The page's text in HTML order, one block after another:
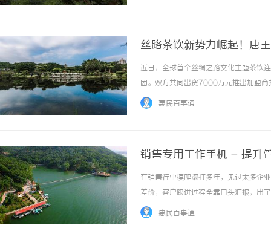
丝路茶饮新势力崛起！唐
近日，全球首个丝绸之路文化主题茶饮
团。双方共同出资7000万元推出加盟
以“东方手作·万香入盏”为核心定位，
惠民百事通
销售专用工作手机 - 提升
在销售行业摸爬滚打多年，见过太多企
差价，客户跟进过程全靠口头汇报，出
决。今天就跟大家聊聊，真正能帮企业
惠民百事通